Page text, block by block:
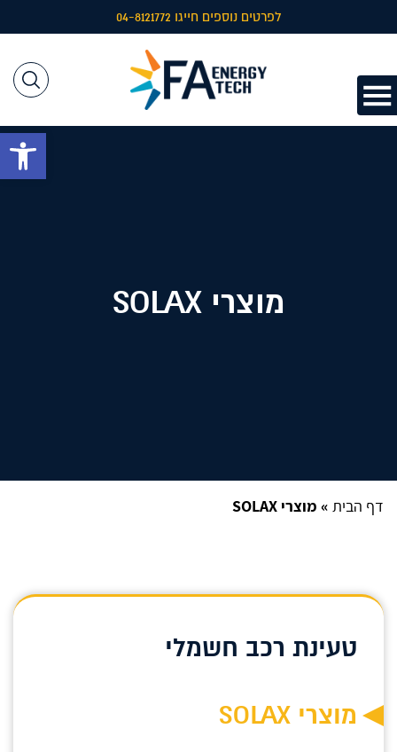
לפרטים נוספים חייגו 04-8121772
מוצרי SOLAX
דף הבית » מוצרי SOLAX
טעינת רכב חשמלי
מוצרי SOLAX